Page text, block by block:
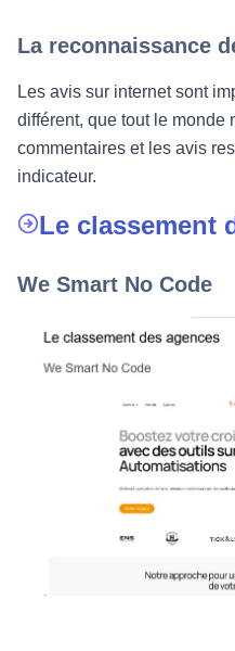
La reconnaissance
Les avis sur internet sont
différent, que tout le monde
commentaires et les avis
indicateur.
Le classement
We Smart No Code